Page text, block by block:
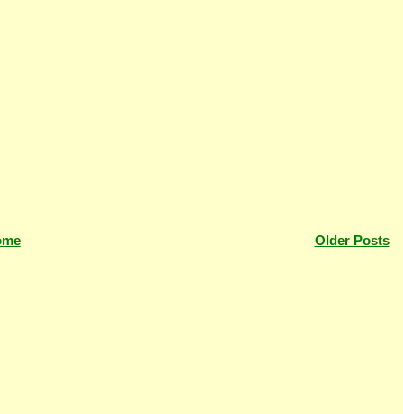
Older Posts